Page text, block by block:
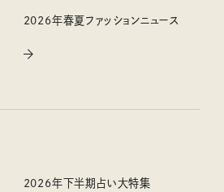
2026年春夏ファッションニュース
2026年下半期占い大特集